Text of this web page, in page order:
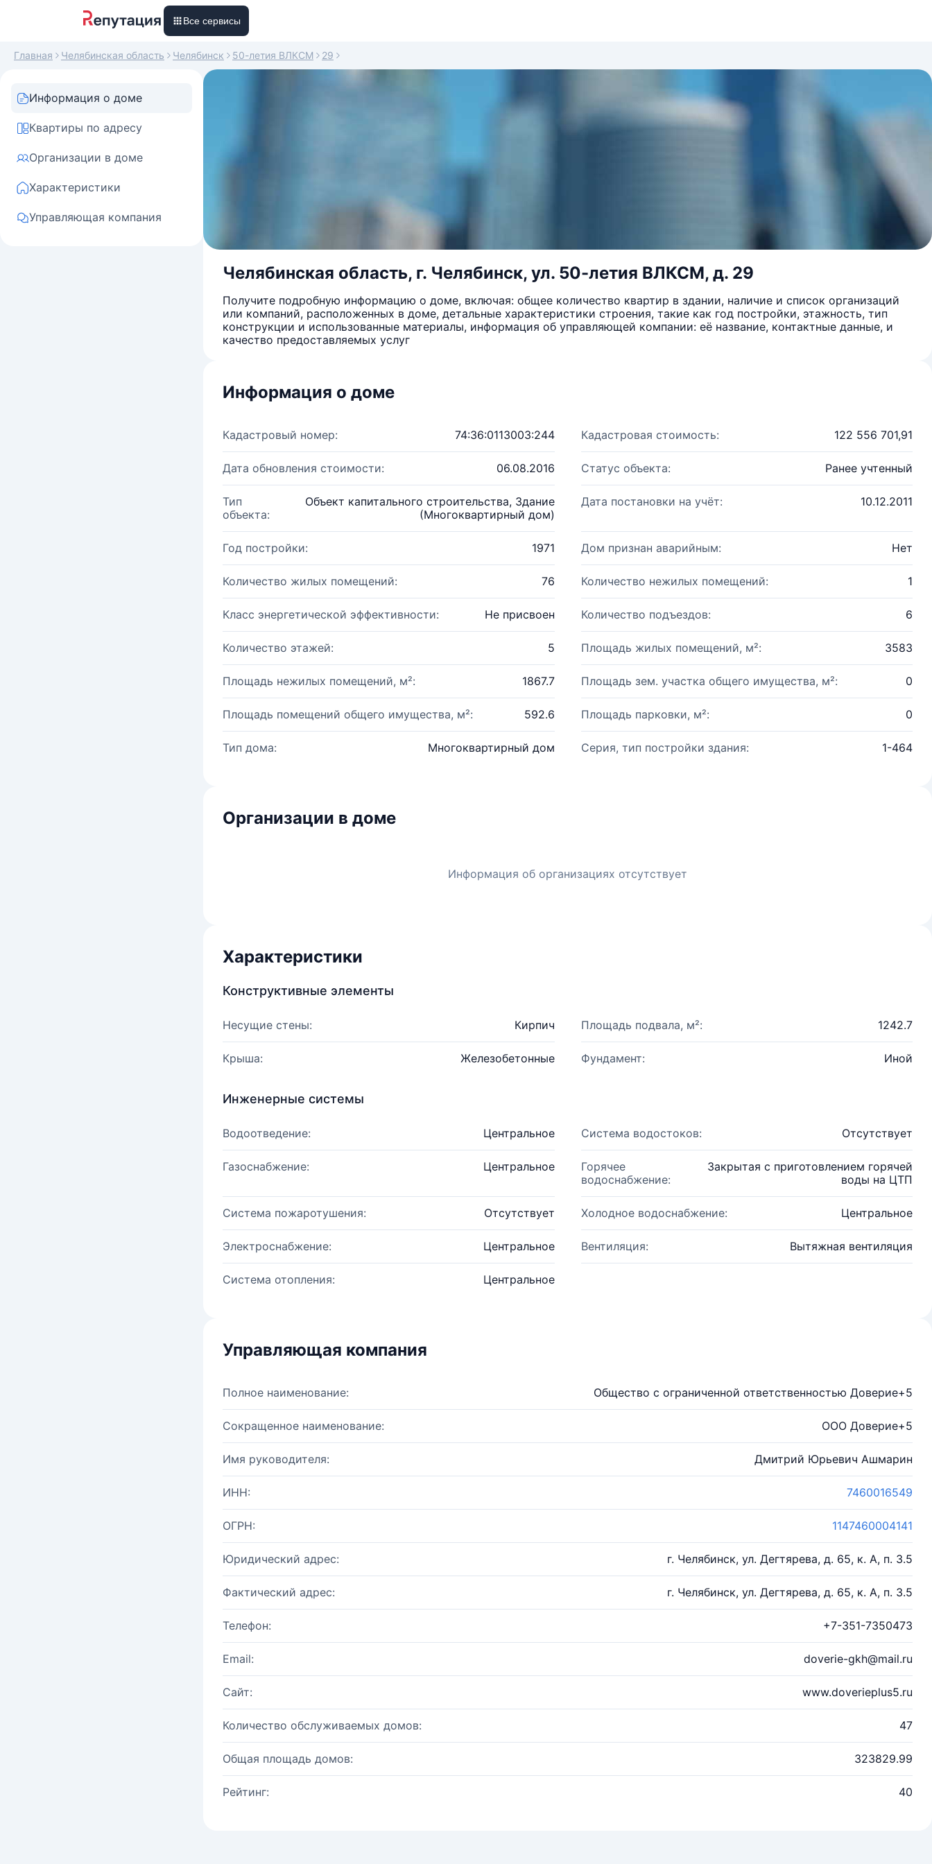
Все сервисы
Главная Челябинская область Челябинск 50-летия ВЛКСМ 29
Информация о доме
Квартиры по адресу
Организации в доме
Характеристики
Управляющая компания
Челябинская область, г. Челябинск, ул. 50-летия ВЛКСМ, д. 29
Получите подробную информацию о доме, включая: общее количество квартир в здании, наличие и список организаций
или компаний, расположенных в доме, детальные характеристики строения, такие как год постройки, этажность, тип
конструкции и использованные материалы, информация об управляющей компании: её название, контактные данные, и
качество предоставляемых услуг
Информация о доме
Кадастровый номер: 74:36:0113003:244 Кадастровая стоимость: 122 556 701,91
Дата обновления стоимости: 06.08.2016 Статус объекта: Ранее учтенный
Тип
объекта:
Объект капитального строительства, Здание
(Многоквартирный дом)
Дата постановки на учёт: 10.12.2011
Год постройки: 1971 Дом признан аварийным: Нет
Количество жилых помещений: 76 Количество нежилых помещений: 1
Класс энергетической эффективности: Не присвоен Количество подъездов: 6
Количество этажей: 5 Площадь жилых помещений, м²: 3583
Площадь нежилых помещений, м²: 1867.7 Площадь зем. участка общего имущества, м²: 0
Площадь помещений общего имущества, м²: 592.6 Площадь парковки, м²: 0
Тип дома: Многоквартирный дом Серия, тип постройки здания: 1-464
Организации в доме
Информация об организациях отсутствует
Характеристики
Конструктивные элементы
Несущие стены: Кирпич Площадь подвала, м²: 1242.7
Крыша: Железобетонные Фундамент: Иной
Инженерные системы
Водоотведение: Центральное Система водостоков: Отсутствует
Газоснабжение: Центральное
Горячее
водоснабжение:
Закрытая с приготовлением горячей
воды на ЦТП
Система пожаротушения: Отсутствует Холодное водоснабжение: Центральное
Электроснабжение: Центральное Вентиляция: Вытяжная вентиляция
Система отопления: Центральное
Управляющая компания
Полное наименование: Общество с ограниченной ответственностью Доверие+5
Сокращенное наименование: ООО Доверие+5
Имя руководителя: Дмитрий Юрьевич Ашмарин
ИНН: 7460016549
ОГРН: 1147460004141
Юридический адрес: г. Челябинск, ул. Дегтярева, д. 65, к. А, п. 3.5
Фактический адрес: г. Челябинск, ул. Дегтярева, д. 65, к. А, п. 3.5
Телефон: +7-351-7350473
Email: doverie-gkh@mail.ru
Сайт: www.doverieplus5.ru
Количество обслуживаемых домов: 47
Общая площадь домов: 323829.99
Рейтинг: 40